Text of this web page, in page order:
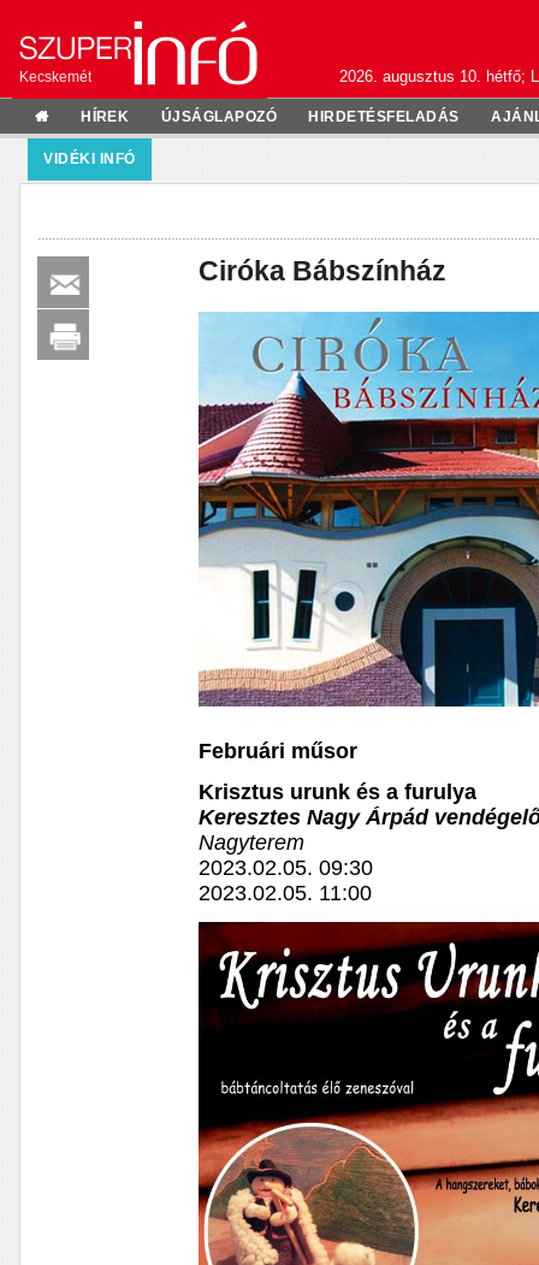
Kecskemét 2026. augusztus 10. hétfő;
HÍREK ÚJSÁGLAPOZÓ HIRDETÉSFELADÁS
VIDÉKI INFÓ
Ciróka Bábszínház
Februári műsor
Krisztus urunk és a furulya
Keresztes Nagy Árpád
Nagyterem
2023.02.05. 09:30
2023.02.05. 11:00